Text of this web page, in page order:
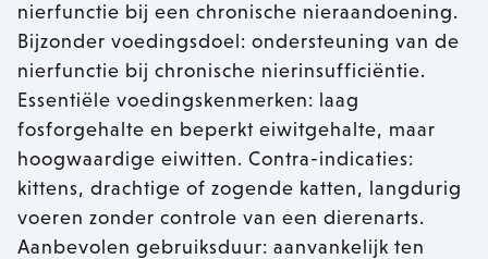
nierfunctie bij een chronische nieraandoening.
Bijzonder voedingsdoel: ondersteuning van de
nierfunctie bij chronische nierinsufficiëntie.
Essentiële voedingskenmerken: laag
fosforgehalte en beperkt eiwitgehalte, maar
hoogwaardige eiwitten. Contra-indicaties:
kittens, drachtige of zogende katten, langdurig
voeren zonder controle van een dierenarts.
Aanbevolen gebruiksduur: aanvankelijk ten